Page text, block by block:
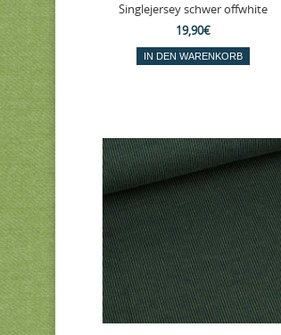
Singlejersey schwer offwhite
19,90€